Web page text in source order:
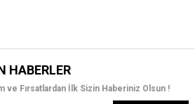
HABERLER
ve Fırsatlardan İlk Sizin Haberiniz Olsun !